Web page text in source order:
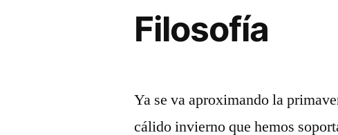
Filosofía
Ya se va aproximando la
cálido invierno que hemos